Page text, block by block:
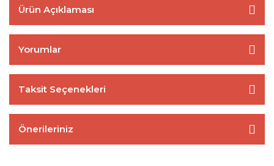
Ürün Açıklaması
Yorumlar
Taksit Seçenekleri
Önerileriniz